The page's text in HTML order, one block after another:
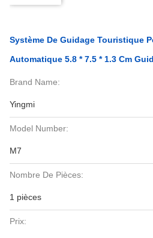
Système De Guidage Touristique
Automatique 5.8 * 7.5 * 1.3 Cm
Brand Name:
Yingmi
Model Number:
M7
Nombre De Pièces:
1 pièces
Prix: